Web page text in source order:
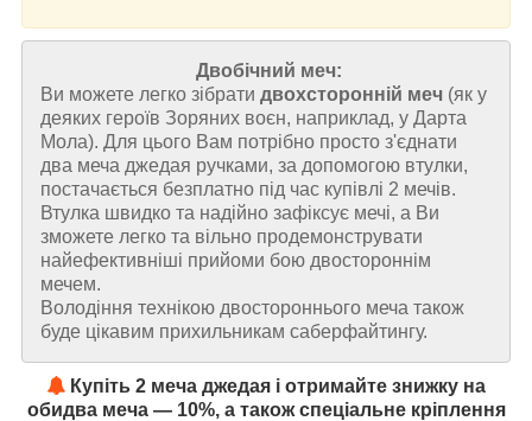
Двобічний меч:
Ви можете легко зібрати двохсторонній меч (як у
деяких героїв Зоряних воєн, наприклад, у Дарта
Мола). Для цього Вам потрібно просто з'єднати
два меча джедая ручками, за допомогою втулки,
постачається безплатно під час купівлі 2 мечів.
Втулка швидко та надійно зафіксує мечі, а Ви
зможете легко та вільно продемонструвати
найефективніші прийоми бою двостороннім
мечем.
Володіння технікою двостороннього меча також
буде цікавим прихильникам саберфайтингу.
Купіть 2 меча джедая і отримайте знижку на
обидва меча — 10%, а також спеціальне кріплення